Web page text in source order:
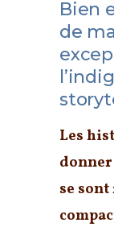
Bien
de
Les
donner
se